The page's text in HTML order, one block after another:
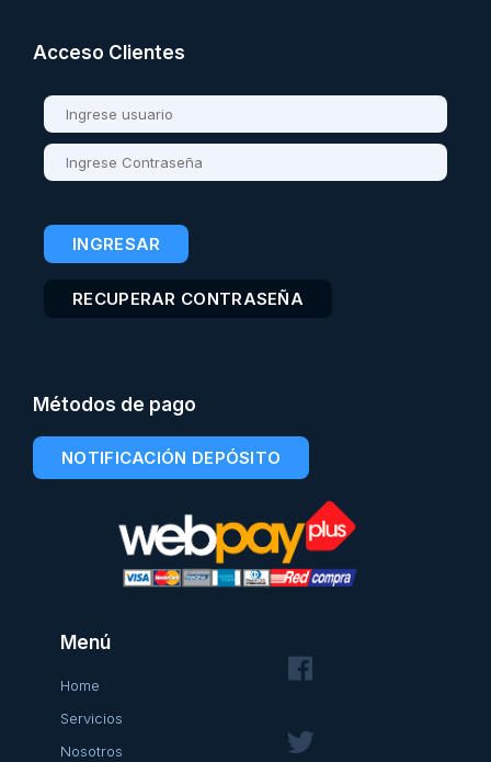
Acceso Clientes
RECUPERAR CONTRASEÑA
Métodos de pago
NOTIFICACIÓN DEPÓSITO
Menú
Home
Servicios
Nosotros